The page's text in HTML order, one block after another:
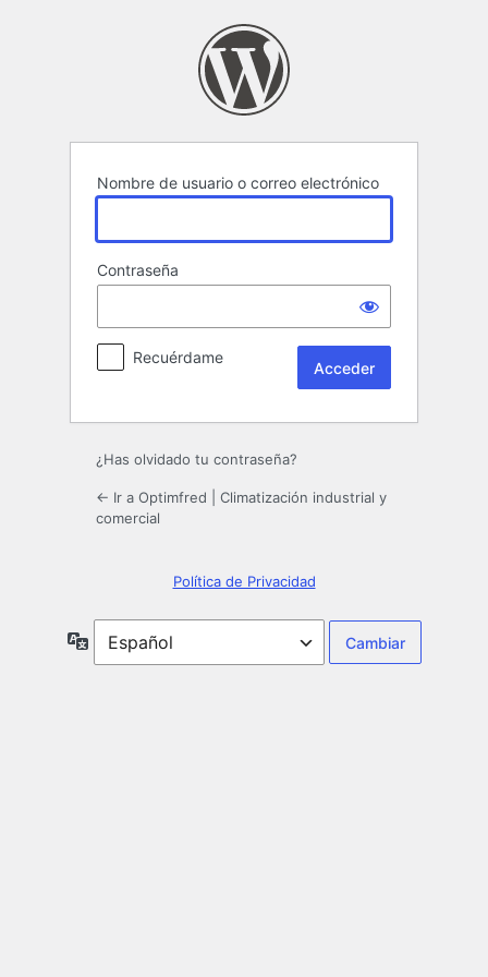
Nombre de usuario o correo electrónico
Contraseña
Recuérdame
¿Has olvidado tu contraseña?
← Ir a Optimfred | Climatización industrial y
comercial
Política de Privacidad
Idioma